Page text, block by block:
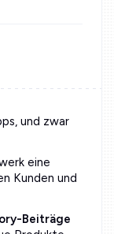
und zwar
eine
Kunden und
Beiträge